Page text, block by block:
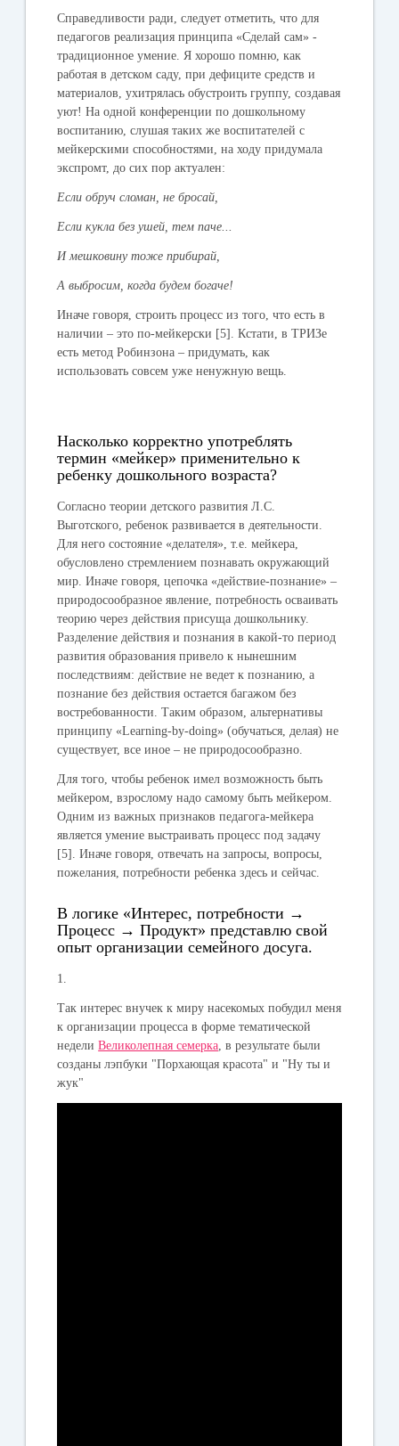
Справедливости ради, следует отметить, что для
педагогов реализация принципа «Сделай сам» -
традиционное умение. Я хорошо помню, как
работая в детском саду, при дефиците средств и
материалов, ухитрялась обустроить группу, создавая
уют! На одной конференции по дошкольному
воспитанию, слушая таких же воспитателей с
мейкерскими способностями, на ходу придумала
экспромт, до сих пор актуален:
Если обруч сломан, не бросай,
Если кукла без ушей, тем паче...
И мешковину тоже прибирай,
А выбросим, когда будем богаче!
Иначе говоря, строить процесс из того, что есть в
наличии – это по-мейкерски [5]. Кстати, в ТРИЗе
есть метод Робинзона – придумать, как
использовать совсем уже ненужную вещь.
Насколько корректно употреблять
термин «мейкер» применительно к
ребенку дошкольного возраста?
Согласно теории детского развития Л.С.
Выготского, ребенок развивается в деятельности.
Для него состояние «делателя», т.е. мейкера,
обусловлено стремлением познавать окружающий
мир. Иначе говоря, цепочка «действие-познание» –
природосообразное явление, потребность осваивать
теорию через действия присуща дошкольнику.
Разделение действия и познания в какой-то период
развития образования привело к нынешним
последствиям: действие не ведет к познанию, а
познание без действия остается багажом без
востребованности. Таким образом, альтернативы
принципу «Learning-by-doing» (обучаться, делая) не
существует, все иное – не природосообразно.
Для того, чтобы ребенок имел возможность быть
мейкером, взрослому надо самому быть мейкером.
Одним из важных признаков педагога-мейкера
является умение выстраивать процесс под задачу
[5]. Иначе говоря, отвечать на запросы, вопросы,
пожелания, потребности ребенка здесь и сейчас.
В логике «Интерес, потребности →
Процесс → Продукт» представлю свой
опыт организации семейного досуга.
1.
Так интерес внучек к миру насекомых побудил меня
к организации процесса в форме тематической
неделиВеликолепная семерка , в результате были
созданы лэпбуки "Порхающая красота" и "Ну ты и
жук"